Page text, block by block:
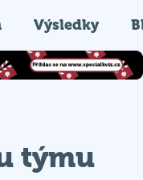
Výsledky
týmu